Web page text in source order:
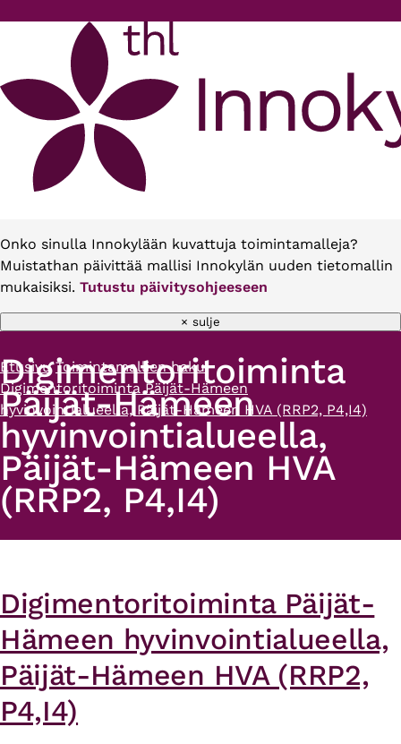
Onko sinulla Innokylään kuvattuja toimintamalleja?
Muistathan päivittää mallisi Innokylän uuden tietomallin
mukaisiksi. Tutustu päivitysohjeeseen
× sulje
Murupolku
Etusivu Toimintamallien haku
Digimentoritoiminta Päijät-Hämeen
hyvinvointialueella, Päijät-Hämeen HVA (RRP2, P4,I4)
Digimentoritoiminta
Päijät-Hämeen
hyvinvointialueella,
Päijät-Hämeen HVA
(RRP2, P4,I4)
Digimentoritoiminta Päijät-
Hämeen hyvinvointialueella,
Päijät-Hämeen HVA (RRP2,
P4,I4)